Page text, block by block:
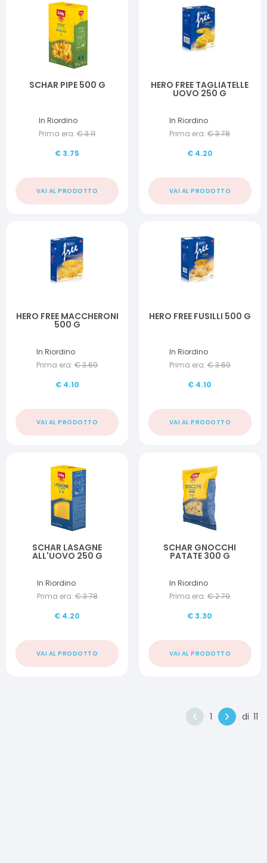
SCHAR PIPE 500 G
In Riordino
Prima era: €3.11
€ 3.75
VAI AL PRODOTTO
HERO FREE TAGLIATELLE
UOVO 250 G
In Riordino
Prima era: €3.78
€ 4.20
VAI AL PRODOTTO
HERO FREE MACCHERONI
500 G
In Riordino
Prima era: €3.69
€ 4.10
VAI AL PRODOTTO
HERO FREE FUSILLI 500 G
In Riordino
Prima era: €3.69
€ 4.10
VAI AL PRODOTTO
SCHAR LASAGNE
ALL'UOVO 250 G
In Riordino
Prima era: €3.78
€ 4.20
VAI AL PRODOTTO
SCHAR GNOCCHI
PATATE 300 G
In Riordino
Prima era: €2.79
€ 3.30
VAI AL PRODOTTO
1 di 11